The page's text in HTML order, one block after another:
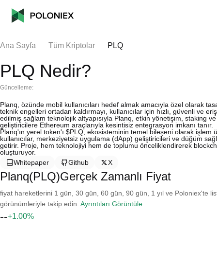
Ana Sayfa Tüm Kriptolar PLQ
PLQ Nedir?
Güncelleme:
Planq, özünde mobil kullanıcıları hedef almak amacıyla özel olarak
teknik engelleri ortadan kaldırmayı, kullanıcılar için hızlı, güvenli ve
edilmiş sağlam teknolojik altyapısıyla Planq, etkin yönetişim, staking
geliştiricilere Ethereum araçlarıyla kesintisiz entegrasyon imkanı tanır.
Planq'ın yerel token'ı $PLQ, ekosisteminin temel bileşeni olarak işlem
kullanıcılar, merkeziyetsiz uygulama (dApp) geliştiricileri ve düğüm
getirir. Proje, hem teknolojiyi hem de toplumu önceliklendirerek
oluşturuyor.
Whitepaper
Github X
Planq(PLQ)Gerçek Zamanlı Fiyat
fiyat hareketlerini 1 gün, 30 gün, 60 gün, 90 gün, 1 yıl ve Poloniex'te
görünümleriyle takip edin. Ayrıntıları Görüntüle
--+1.00%